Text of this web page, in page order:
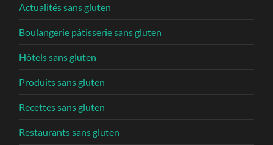
Actualités sans gluten
Boulangerie pâtisserie sans gluten
Hôtels sans gluten
Produits sans gluten
Recettes sans gluten
Restaurants sans gluten